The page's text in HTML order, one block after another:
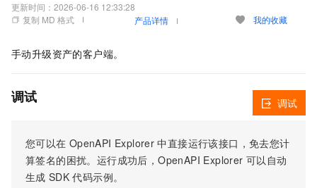
更新时间： 2026-06-16 12:33:28
复制 MD 格式
产品详情 我的收藏
手动升级资产的客户端。
调试
您可以在 OpenAPI Explorer 中直接运行该接口，免去您计
算签名的困扰。运行成功后，OpenAPI Explorer 可以自动
生成 SDK 代码示例。
调试